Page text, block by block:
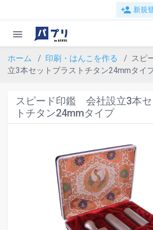
person_add 新規
menu
ホーム 印刷・はんこを作る
スピ
立3本セットブラストチタン24mmタイ
スピード印鑑 会社設立3本セ
トチタン24mmタイプ